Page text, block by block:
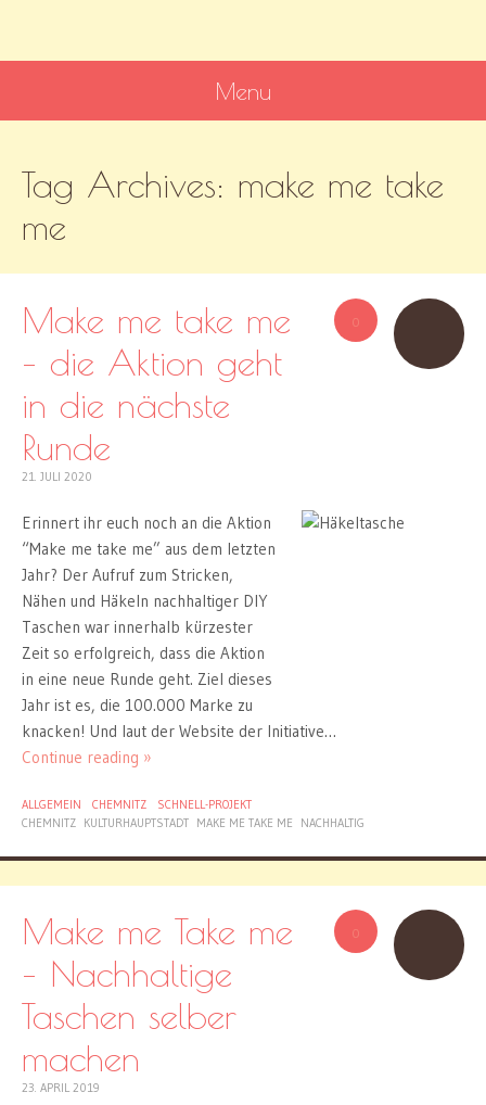
MissKnitness
Kaufst du noch oder strickst du schon?
Menu
TO
CONTENT
Tag Archives: make me take
me
0
Make me take me
– die Aktion geht
in die nächste
Runde
21. JULI 2020
Erinnert ihr euch noch an die Aktion
“Make me take me” aus dem letzten
Jahr? Der Aufruf zum Stricken,
Nähen und Häkeln nachhaltiger DIY
Taschen war innerhalb kürzester
Zeit so erfolgreich, dass die Aktion
in eine neue Runde geht. Ziel dieses
Jahr ist es, die 100.000 Marke zu
knacken! Und laut der Website der Initiative…
Continue reading »
ALLGEMEIN CHEMNITZ
SCHNELL-PROJEKT
CHEMNITZ KULTURHAUPTSTADT MAKE ME TAKE ME NACHHALTIG
0
Make me Take me
– Nachhaltige
Taschen selber
machen
23. APRIL 2019